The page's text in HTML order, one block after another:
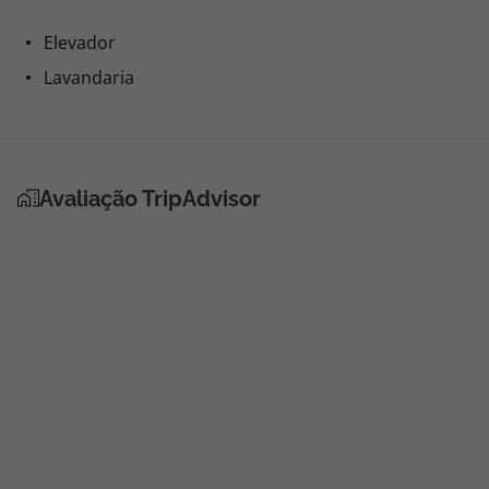
Elevador
Lavandaria
Avaliação TripAdvisor